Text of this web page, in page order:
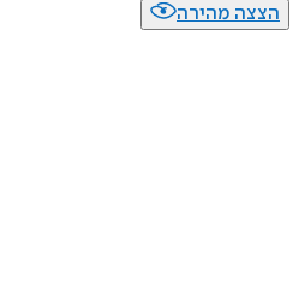
הצצה מהירה